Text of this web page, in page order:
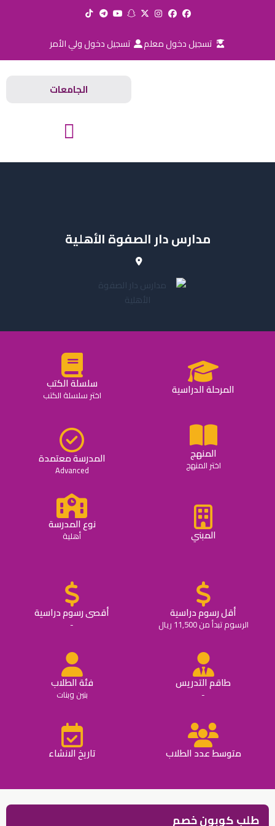
تسجيل دخول معلم تسجيل دخول ولي الأمر
الجامعات
مدارس دار الصفوة الأهلية
المرحلة الدراسية سلسلة الكتب
اختر سلسلة الكتب
المنهج
اختر المنهج المدرسة معتمدة
Advanced
المبني
نوع المدرسة
أهلية
أقل رسوم دراسية
الرسوم تبدأ من 11,500 ريال
أقصى رسوم دراسية
-
طاقم التدريس
-
فئة الطلاب
بنين وبنات
متوسط عدد الطلاب تاريخ الانشاء
طلب كوبون خصم